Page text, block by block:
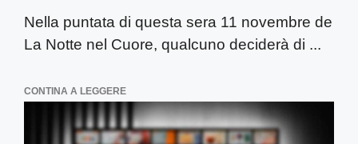
Nella puntata di questa sera 11 novembre de
La Notte nel Cuore, qualcuno deciderà di ...
CONTINA A LEGGERE